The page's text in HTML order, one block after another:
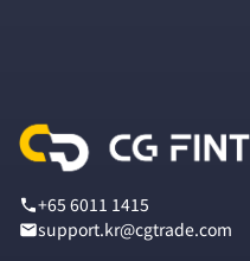
+65 6011 1415
support.kr@cgtrade.com